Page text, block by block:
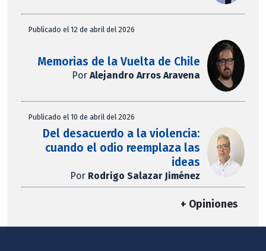
Publicado el 12 de abril del 2026
Memorias de la Vuelta de Chile
PorAlejandro Arros Aravena
Publicado el 10 de abril del 2026
Del desacuerdo a la violencia:
cuando el odio reemplaza las
ideas
Por Rodrigo Salazar Jiménez
+ Opiniones